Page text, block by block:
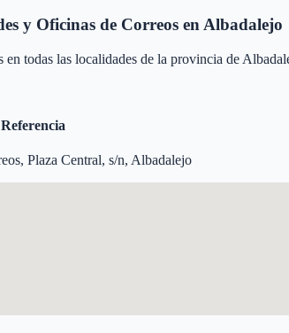
y Oficinas de Correos en Albadalejo
en todas las localidades de la provincia de
Plaza Central, s/n, Albadalejo